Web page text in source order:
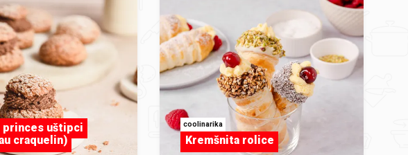
princes uštipci
craquelin)
coolinarika
Kremšnita rolice